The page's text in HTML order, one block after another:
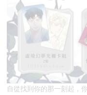
自從找到你的那一刻起，